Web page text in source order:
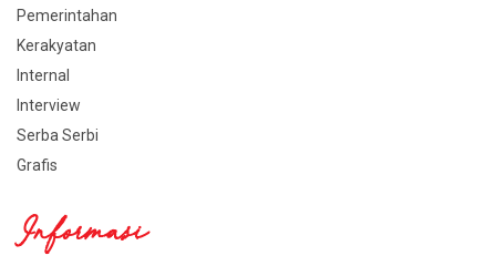
Pemerintahan
Kerakyatan
Internal
Interview
Serba Serbi
Grafis
Informasi